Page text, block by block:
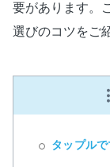
要があります。
選びのコツをご
タップル